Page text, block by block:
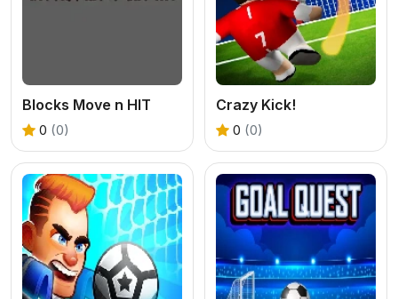
Blocks Move n HIT
0 (0)
Crazy Kick!
0 (0)